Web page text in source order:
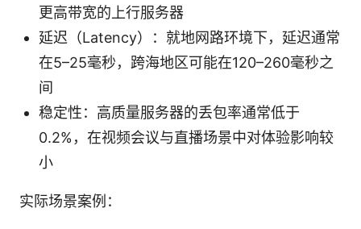
更高带宽的上行服务器
延迟（Latency）：就地网路环境下，延迟通常
在5–25毫秒，跨海地区可能在120–260毫秒之
间
稳定性：高质量服务器的丢包率通常低于
0.2%，在视频会议与直播场景中对体验影响较
小
实际场景案例：